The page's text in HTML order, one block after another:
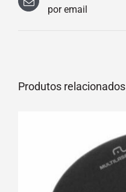
por email
Produtos relacionados